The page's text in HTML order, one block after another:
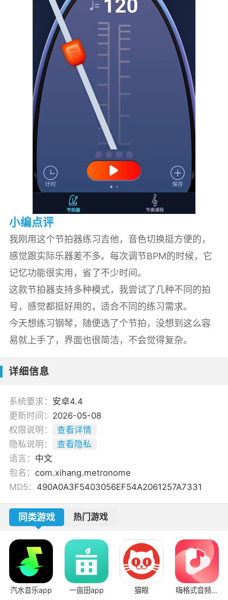
小编点评
我刚用这个节拍器练习吉他，音色切换挺方便的，
感觉跟实际乐器差不多。每次调节BPM的时候，它
记忆功能很实用，省了不少时间。
这款节拍器支持多种模式，我尝试了几种不同的拍
号，感觉都挺好用的，适合不同的练习需求。
今天想练习钢琴，随便选了个节拍，没想到这么容
易就上手了，界面也很简洁，不会觉得复杂。
详细信息
系统要求： 安卓4.4
更新时间： 2026-05-08
权限说明：
查看详情
隐私说明：
查看隐私
语言： 中文
包名： com.xihang.metronome
MD5： 490A0A3F5403056EF54A2061257A7331
同类游戏 热门游戏
汽水音乐app 一亩田app 猫眼 嗨格式音频转